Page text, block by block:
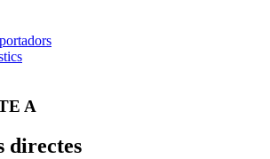
A
directes